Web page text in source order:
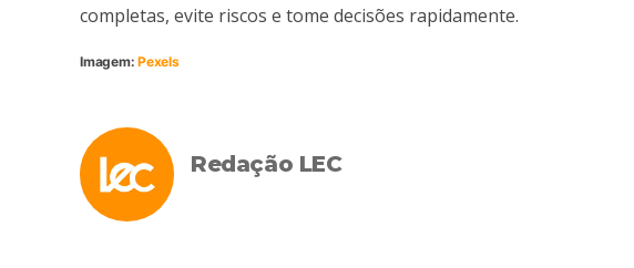
completas, evite riscos e tome decisões rapidamente.
Imagem:Pexels
Redação LEC